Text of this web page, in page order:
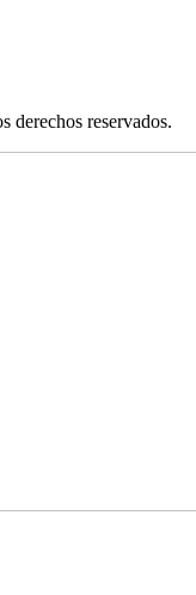
reservados.